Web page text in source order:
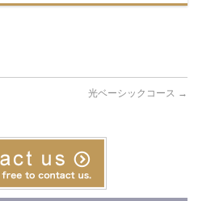
光ベーシックコース →